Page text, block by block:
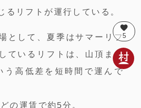
るリフトが運行している。
として、夏季はサマーリフ
ているリフトは、山頂まで
う高低差を短時間で運んで
の運賃で約5分。
favorite
5